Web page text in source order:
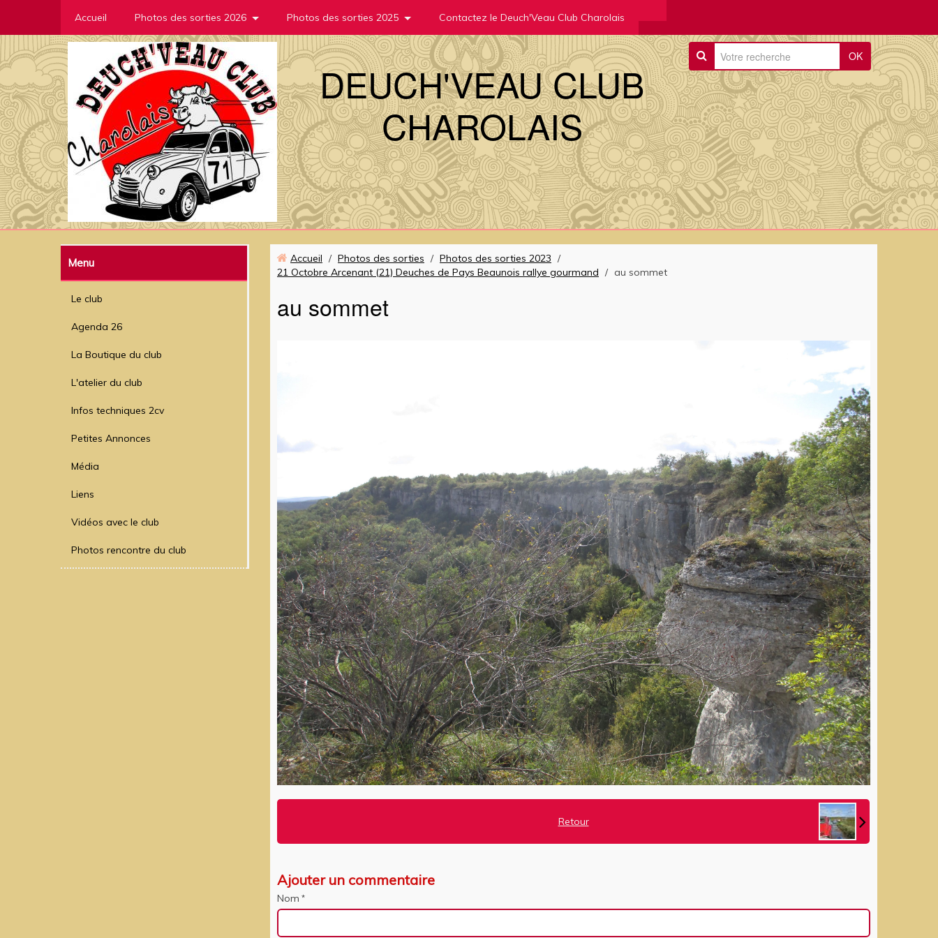
Accueil Photos des sorties 2026 Photos des sorties 2025 Contactez le Deuch'Veau Club Charolais
OK
DEUCH'VEAU CLUB
CHAROLAIS
Menu
Le club
Agenda 26
La Boutique du club
L'atelier du club
Infos techniques 2cv
Petites Annonces
Média
Liens
Vidéos avec le club
Photos rencontre du club
Accueil / Photos des sorties / Photos des sorties 2023 /
21 Octobre Arcenant (21) Deuches de Pays Beaunois rallye gourmand / au sommet
au sommet
Retour
Ajouter un commentaire
Nom